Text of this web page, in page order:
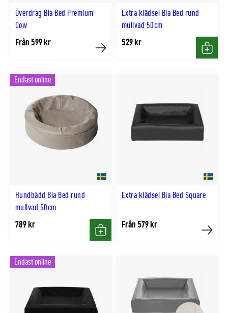
Överdrag Bia Bed Premium
Cow
Från 599 kr
Köp
Extra klädsel Bia Bed rund
mullvad 50cm
529 kr
Köp
Hundbädd Bia Bed rund
mullvad 50cm
Endast online
789 kr
Köp
Extra klädsel Bia Bed Square
Från 579 kr
Köp
Endast online